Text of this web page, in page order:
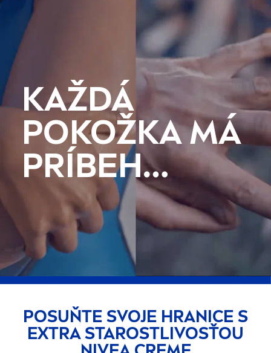
KAŽDÁ
POKOŽKA MÁ
PRÍBEH…
POSUŇTE SVOJE HRANICE S
EXTRA STAROSTLIVOSŤOU